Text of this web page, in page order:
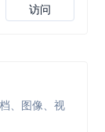
访问
、图像、视